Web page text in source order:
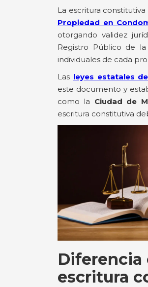
La escritura
Propiedad en
otorgando validez
Registro Público de
individuales de cada
Las leyes estatales
este documento y
como la Ciudad de
escritura constitutiva
escritura